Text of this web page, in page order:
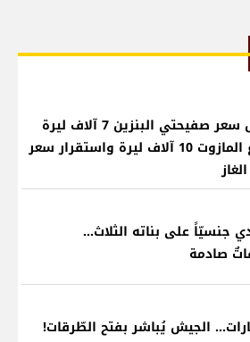
انخفاض سعر صفيحتي البنزين 7 آلاف ليرة
وارتفاع المازوت 10 آلاف ليرة واستقرار سعر
جنسيّاً على بناته الثلاث…
صادمة
الجيش يُباشر بفتح الطّرقات!